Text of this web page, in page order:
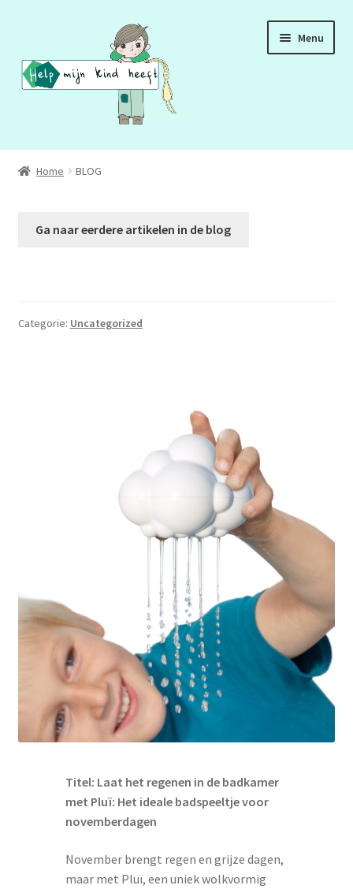
naar
navigatie
de
inhoud
Menu
ADD
ASS
Home BLOG
Ga naar eerdere artikelen in de blog
Categorie: Uncategorized
Titel: Laat het regenen in de badkamer
met Pluï: Het ideale badspeeltje voor
novemberdagen
November brengt regen en grijze dagen,
maar met Pluï, een uniek wolkvormig